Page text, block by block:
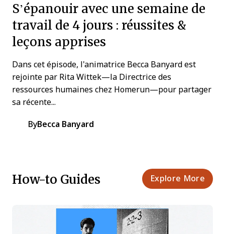
S’épanouir avec une semaine de
travail de 4 jours : réussites &
leçons apprises
Dans cet épisode, l'animatrice Becca Banyard est
rejointe par Rita Wittek—la Directrice des
ressources humaines chez Homerun—pour partager
sa récente...
ByBecca Banyard
How-to Guides Explore More